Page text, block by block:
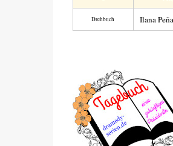
Drehbuch Ilana